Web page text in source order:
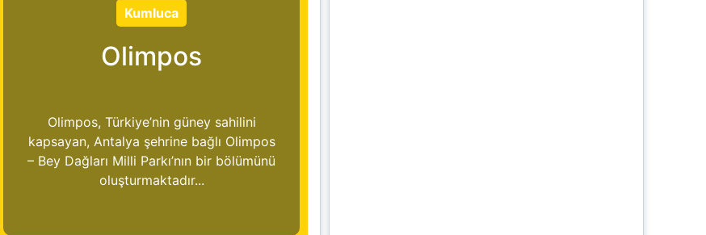
Kumluca
Olimpos
Olimpos, Türkiye’nin güney sahilini
kapsayan, Antalya şehrine bağlı Olimpos
– Bey Dağları Milli Parkı’nın bir bölümünü
oluşturmaktadır...